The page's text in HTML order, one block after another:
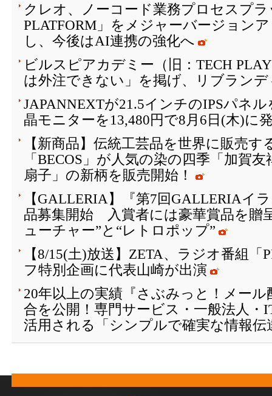
クレオ、ノーコード業務プロセスプ
PLATFORM」をメジャーバージョン
し、今後はAI連携の強化へ
ビルスピアカデミー（旧：TECH
は外注できない」を掲げ、リブラン
JAPANNEXTが21.5インチのIPSパネ
晶モニターを13,480円で8月6日(木)に
【新商品】伝統工芸品を世界に販売す
「BECOS」が人気の染の四季「加賀
扇子」の新柄を販売開始！
【GALLERIA】『第7回GALLERIAイ
品募集開始 入賞者には豪華賞品を
ューチャー”と“レトロポップ”
【8/15(土)放送】ZETA、ラジオ番組「
フ特別企画に代表山崎が出演
20年以上の実績『さぶみっと！メール
合を公開！専門サービス・一般法人・
活用される「シンプルで確実な情報伝